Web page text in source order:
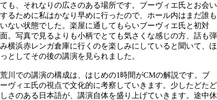
ても、それなりの広さのある場所です。ブーヴィエ氏とお会い
するために私はかなり早めに行ったので、ホール内はまだ誰も
いない状態でした。楽屋に通してもらいブーヴィエ氏と初対
面。写真で見るよりも小柄でとても気さくな感じの方、話も弾
み横浜赤レンガ倉庫に行くのを楽しみにしていると聞いて、ほ
っとしてその後の講演を見られました。
荒川での講演の構成は、はじめの1時間がCMの解説です。ブ
ーヴィエ氏の視点で文化的に考察していきます。少したどたど
しさのある日本語が、講演自体を盛り上げていきます。途中休